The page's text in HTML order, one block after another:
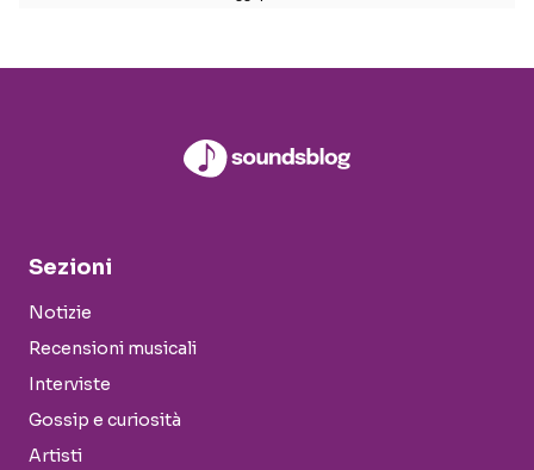
Sezioni
Notizie
Recensioni musicali
Interviste
Gossip e curiosità
Artisti